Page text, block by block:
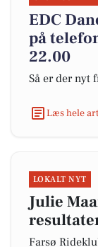
EDC
på
22.00
Så er der nyt
Læs hele
LOKALT NYT
Julie
Farsø